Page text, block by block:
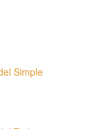
Simple